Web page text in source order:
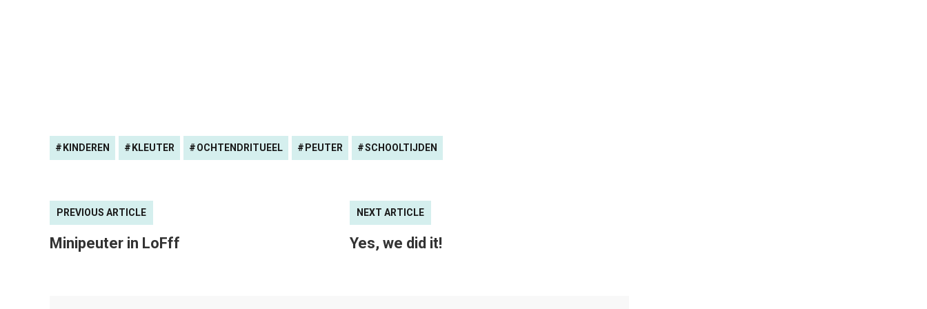
KINDEREN KLEUTER OCHTENDRITUEEL PEUTER SCHOOLTIJDEN
PREVIOUS ARTICLE
Minipeuter in LoFff
NEXT ARTICLE
Yes, we did it!